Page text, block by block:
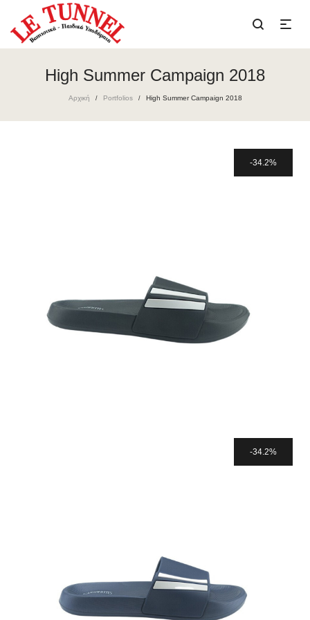
High Summer Campaign 2018
Αρχική / Portfolios / High Summer Campaign 2018
34.2%
34.2%